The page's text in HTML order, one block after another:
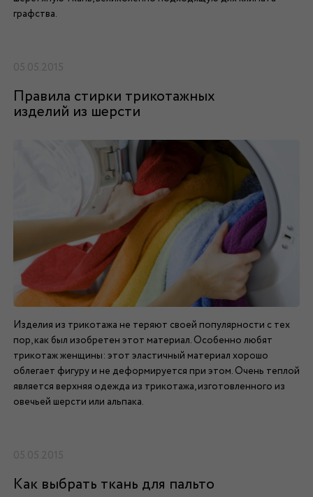
графства.
05.05.2015
Правила стирки трикотажных
изделий из шерсти
Изделия из трикотажа не теряют своей популярности с тех
пор, как был изобретен этот материал. Особенно любят
трикотаж женщины: этот эластичный материал хорошо
облегает фигуру и не деформируется при этом. Очень теплой
является верхняя одежда из трикотажа, изготовленного из
овечьей шерсти или альпака.
05.05.2015
Как выбрать ткань для пальто